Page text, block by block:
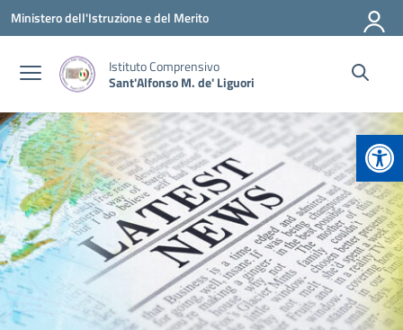
Vai ai contenuti
Vai al menu di navigazione
Vai al footer
Ministero dell'Istruzione e del Merito
Istituto Comprensivo
Sant'Alfonso M. de' Liguori